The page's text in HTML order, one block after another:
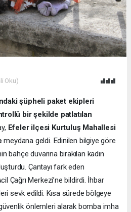
Oku)
şüpheli paket ekipleri
bir şekilde patlatılan
Efeler ilçesi Kurtuluş Mahallesi
meydana geldi. Edinilen bilgiye göre
bahçe duvarına bırakılan kadın
Çantayı fark eden
Çağrı Merkezi’ne bildirdi. İhbar
sevk edildi. Kısa sürede bölgeye
önlemleri alarak bomba imha